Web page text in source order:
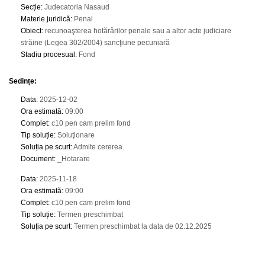
Secție: Judecatoria Nasaud
Materie juridică: Penal
Obiect: recunoaşterea hotărârilor penale sau a altor acte judiciare
străine (Legea 302/2004) sancţiune pecuniară
Stadiu procesual : Fond
Sedințe:
Data: 2025-12-02
Ora estimată: 09:00
Complet: c10 pen cam prelim fond
Tip soluție: Soluţionare
Soluția pe scurt:Admite cererea.
Document: _Hotarare
Data: 2025-11-18
Ora estimată: 09:00
Complet: c10 pen cam prelim fond
Tip soluție: Termen preschimbat
Soluția pe scurt: Termen preschimbat la data de 02.12.2025